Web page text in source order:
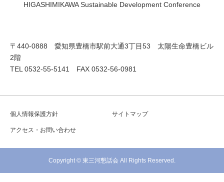
HIGASHIMIKAWA Sustainable Development Conference
〒440-0888 愛知県豊橋市駅前大通3丁目53 太陽生命豊橋ビル
2階
TEL 0532-55-5141 FAX 0532-56-0981
個人情報保護方針 サイトマップ
アクセス・お問い合わせ
Copyright © 東三河懇話会 All Rights Reserved.